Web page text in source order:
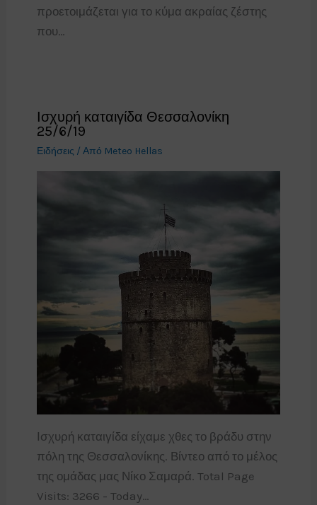
προετοιμάζεται για το κύμα ακραίας ζέστης
που…
Ισχυρή καταιγίδα Θεσσαλονίκη
25/6/19
Ειδήσεις / Από Meteo Hellas
Ισχυρή καταιγίδα είχαμε χθες το βράδυ στην
πόλη της Θεσσαλονίκης. Βίντεο από το μέλος
της ομάδας μας Νίκο Σαμαρά. Total Page
Visits: 3266 - Today…